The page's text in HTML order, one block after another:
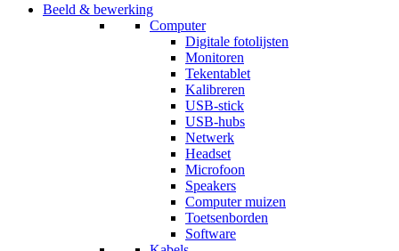
Beeld & bewerking
Computer
Digitale fotolijsten
Monitoren
Tekentablet
Kalibreren
USB-stick
USB-hubs
Netwerk
Headset
Microfoon
Speakers
Computer muizen
Toetsenborden
Software